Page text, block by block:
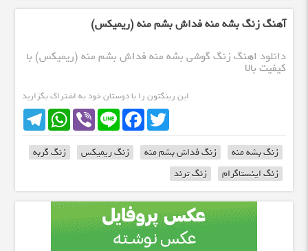
آهنگ زنگ بشه منه فداش بشم منه (ریمیکس)
دانلود اهنگ زنگ گوشی بشه منه فداش بشم منه (ریمیکس) با
کیفیت بالا
این رینگتون را با دوستان خود به اشتراک بگزارید
TelegramWhatsApp Viber Line
FacebookTwitter
زنگ بشه منه زنگ فداش بشم منه زنگ ریمیکس
زنگ گربه
زنگ اینستاگرام
زنگ ترند